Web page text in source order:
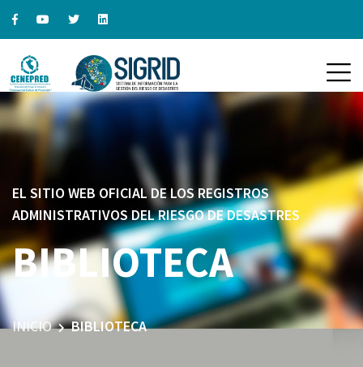
EL SITIO WEB OFICIAL DE LOS REGISTROS
ADMINISTRATIVOS DEL RIESGO DE DESASTRES
BIBLIOTECA
INICIO BIBLIOTECA